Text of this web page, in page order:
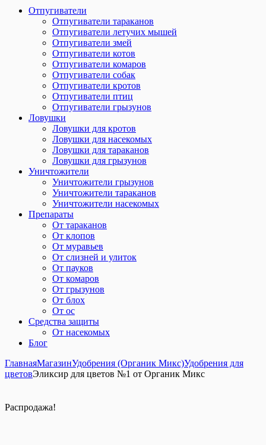
Отпугиватели
Отпугиватели тараканов
Отпугиватели летучих мышей
Отпугиватели змей
Отпугиватели котов
Отпугиватели комаров
Отпугиватели собак
Отпугиватели кротов
Отпугиватели птиц
Отпугиватели грызунов
Ловушки
Ловушки для кротов
Ловушки для насекомых
Ловушки для тараканов
Ловушки для грызунов
Уничтожители
Уничтожители грызунов
Уничтожители тараканов
Уничтожители насекомых
Препараты
От тараканов
От клопов
От муравьев
От слизней и улиток
От пауков
От комаров
От грызунов
От блох
От ос
Средства защиты
От насекомых
Блог
ГлавнаяМагазинУдобрения (Органик Микс)Удобрения для
цветовЭликсир для цветов №1 от Органик Микс
Распродажа!